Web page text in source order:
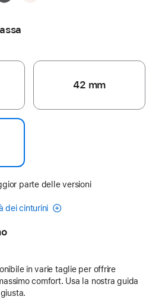
42 mm
parte delle versioni
dei cinturini
in varie taglie per offrire
comfort. Usa la nostra guida